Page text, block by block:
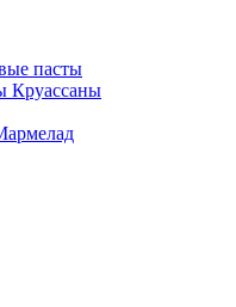
пасты
Круассаны